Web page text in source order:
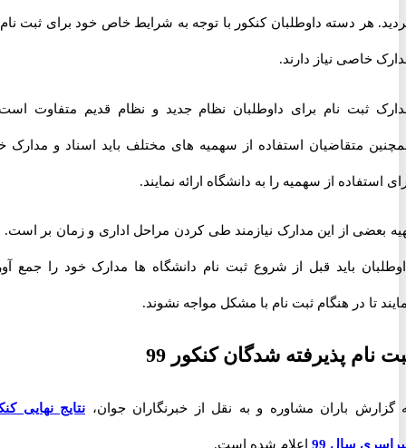
هر دسته داوطلبان کنکور با توجه به شرایط خاص خود برای ثبت نام به
خاصی نیاز دارند.
ثبت نام برای داوطلبان نظام جدید و نظام قدیم متفاوت است و
متقاضیان استفاده از سهمیه های مختلف باید اسناد و مدارک خود
از سهمیه را به دانشگاه ارائه نمایند.
از این مدارک نیازمند طی کردن مراحل اداری و زمان بر است. لذا
باید قبل از شروع ثبت نام دانشگاه ها مدارک خود را جمع آوری
تا در هنگام ثبت نام با مشکل مواجه نشوند.
پذیرفته شدگان کنکور 99
باران مشاوره و به نقل از خبرنگاران جوان، نتایج نهایی کنکور
سال 99 اعلام شده است.